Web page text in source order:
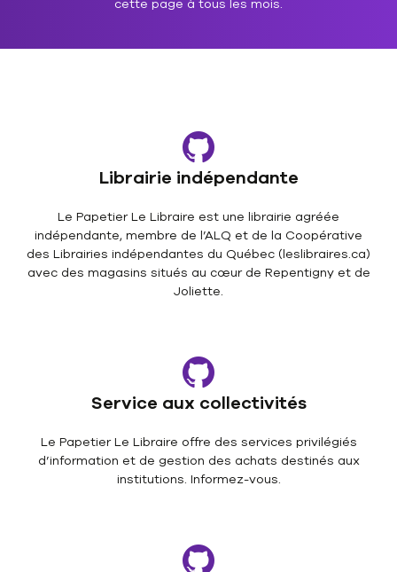
cette page à tous les mois.
Librairie indépendante
Le Papetier Le Libraire est une librairie agréée
indépendante, membre de l’ALQ et de la Coopérative
des Librairies indépendantes du Québec (leslibraires.ca)
avec des magasins situés au cœur de Repentigny et de
Joliette.
Service aux collectivités
Le Papetier Le Libraire offre des services privilégiés
d’information et de gestion des achats destinés aux
institutions. Informez-vous.